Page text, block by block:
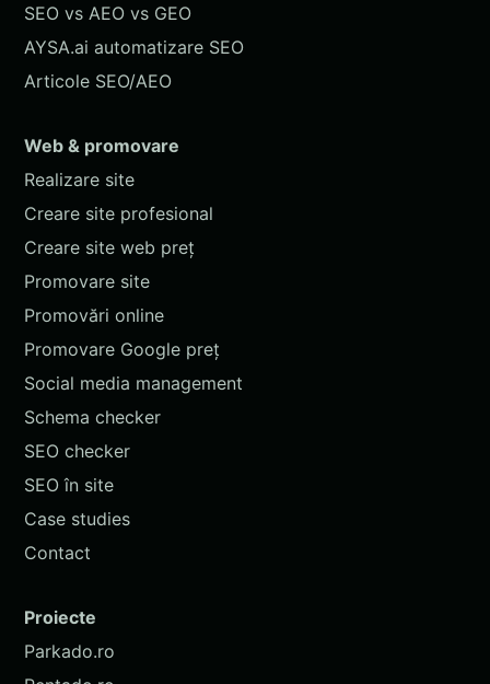
SEO vs AEO vs GEO
AYSA.ai automatizare SEO
Articole SEO/AEO
Web & promovare
Realizare site
Creare site profesional
Creare site web preț
Promovare site
Promovări online
Promovare Google preț
Social media management
Schema checker
SEO checker
SEO în site
Case studies
Contact
Proiecte
Parkado.ro